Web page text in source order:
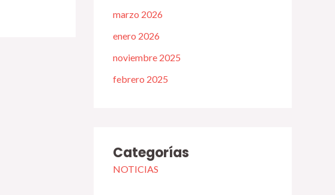
marzo 2026
enero 2026
noviembre 2025
febrero 2025
Categorías
NOTICIAS